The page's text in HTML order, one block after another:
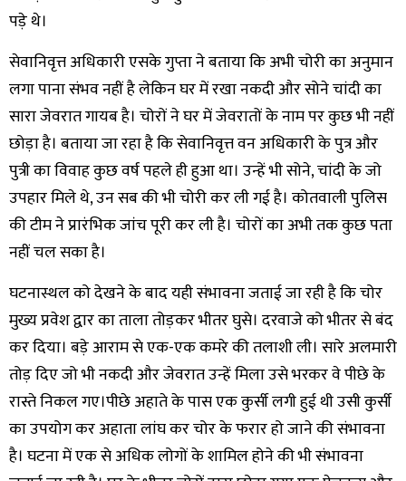
पड़े थे।
सेवानिवृत्त अधिकारी एसके गुप्ता ने बताया कि अभी चोरी का अनुमान
लगा पाना संभव नहीं है लेकिन घर में रखा नकदी और सोने चांदी का
सारा जेवरात गायब है। चोरों ने घर में जेवरातों के नाम पर कुछ भी नहीं
छोड़ा है। बताया जा रहा है कि सेवानिवृत्त वन अधिकारी के पुत्र और
पुत्री का विवाह कुछ वर्ष पहले ही हुआ था। उन्हें भी सोने, चांदी के जो
उपहार मिले थे, उन सब की भी चोरी कर ली गई है। कोतवाली पुलिस
की टीम ने प्रारंभिक जांच पूरी कर ली है। चोरों का अभी तक कुछ पता
नहीं चल सका है।
घटनास्थल को देखने के बाद यही संभावना जताई जा रही है कि चोर
मुख्य प्रवेश द्वार का ताला तोड़कर भीतर घुसे। दरवाजे को भीतर से बंद
कर दिया। बड़े आराम से एक-एक कमरे की तलाशी ली। सारे अलमारी
तोड़ दिए जो भी नकदी और जेवरात उन्हें मिला उसे भरकर वे पीछे के
रास्ते निकल गए।पीछे अहाते के पास एक कुर्सी लगी हुई थी उसी कुर्सी
का उपयोग कर अहाता लांघ कर चोर के फरार हो जाने की संभावना
है। घटना में एक से अधिक लोगों के शामिल होने की भी संभावना